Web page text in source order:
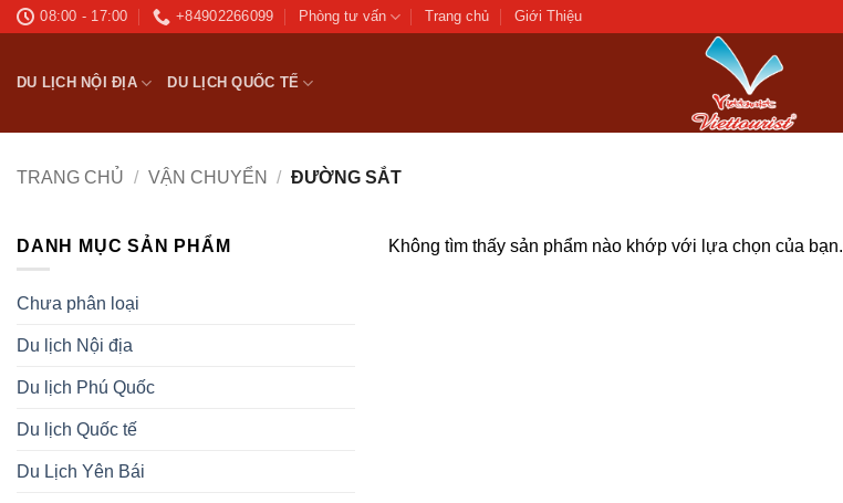
Bỏ
08:00 - 17:00 +84902266099 Phòng tư vấn Trang chủ Giới Thiệu
DU LỊCH NỘI ĐỊA DU LỊCH QUỐC TẾ
TRANG CHỦ / VẬN CHUYỂN / ĐƯỜNG SẮT
DANH MỤC SẢN PHẨM
Chưa phân loại
Du lịch Nội địa
Du lịch Phú Quốc
Du lịch Quốc tế
Du Lịch Yên Bái
Không tìm thấy sản phẩm nào khớp với lựa chọn của bạn.